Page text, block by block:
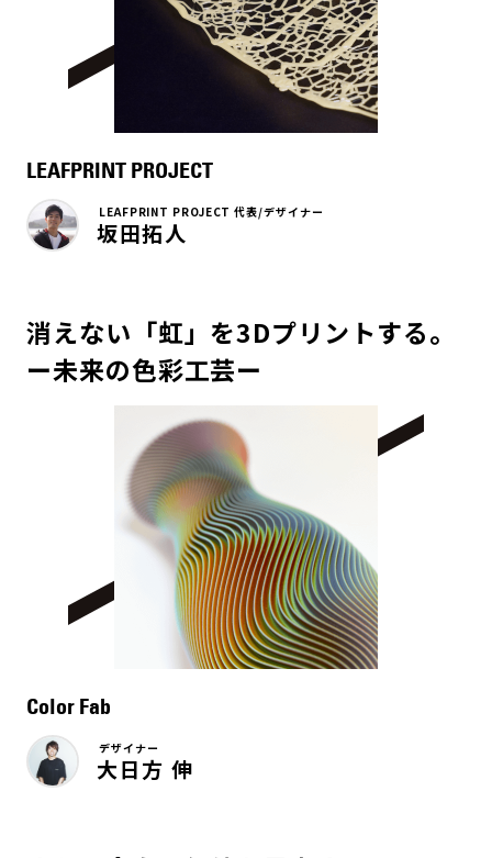
LEAFPRINT PROJECT
LEAFPRINT PROJECT 代表/デザイナー
坂田拓人
消えない「虹」を3Dプリントする。
ー未来の色彩工芸ー
Color Fab
デザイナー
大日方 伸